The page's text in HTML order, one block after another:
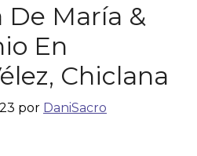
De María &
En
Chiclana
por DaniSacro